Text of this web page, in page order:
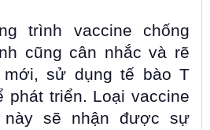
trình vaccine chống
cũng cân nhắc và rẽ
sử dụng tế bào T
phát triển. Loại vaccine
sẽ nhận được sự